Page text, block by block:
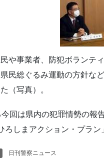
や事業者、防犯ボランテ
民総ぐるみ運動の方針な
（写真）。
回は県内の犯罪情勢の報
ろしまアクション・プラ
日刊警察ニュース